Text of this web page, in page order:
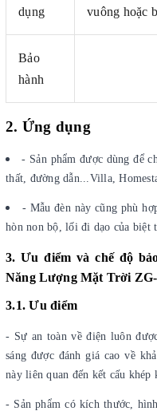
dụng
vuông hoặc
Bảo
hành
2. Ứng dụng
- Sản phẩm được dùng để
thất, đường dẫn...Villa,
- Mẫu đèn này cũng phù
hòn non bộ, lối đi dạo của biệt
3. Ưu điểm và chế độ
Năng Lượng Mặt Trời
3.1. Ưu điểm
- Sự an toàn về điện luôn
sáng được đánh giá cao về
này liên quan đến kết cấu khép
- Sản phẩm có kích thước,